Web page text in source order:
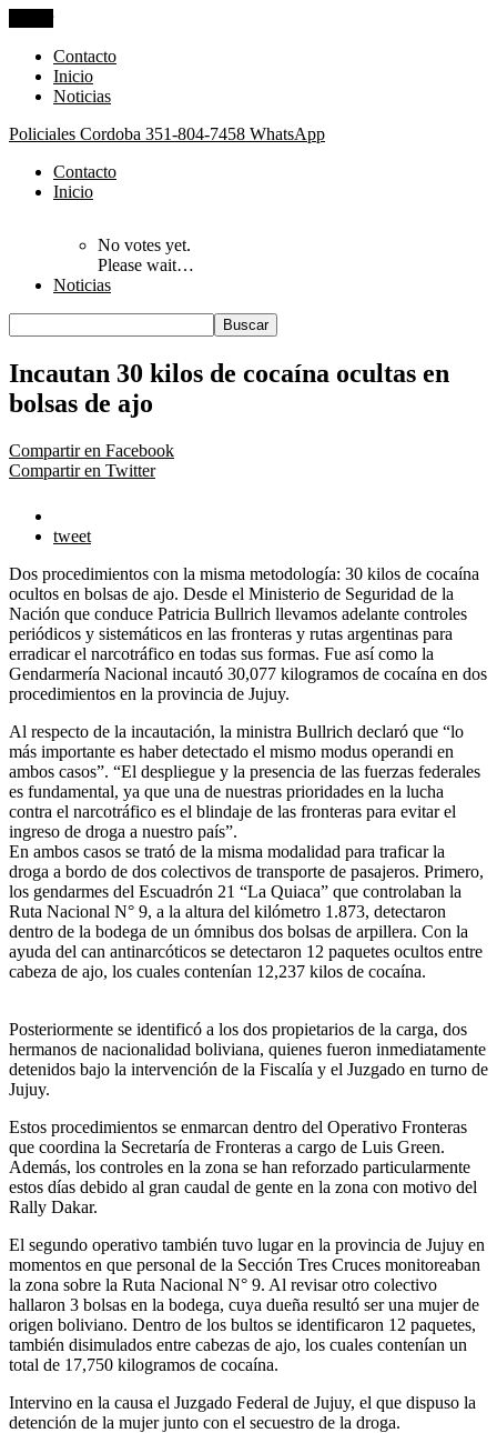
Contacto
Inicio
Noticias
Policiales Cordoba 351-804-7458 WhatsApp
Contacto
Inicio
No votes yet.
Please wait…
Noticias
Incautan 30 kilos de cocaína ocultas en
bolsas de ajo
Compartir en Facebook
Compartir en Twitter
tweet
Dos procedimientos con la misma metodología: 30 kilos de cocaína
ocultos en bolsas de ajo. Desde el Ministerio de Seguridad de la
Nación que conduce Patricia Bullrich llevamos adelante controles
periódicos y sistemáticos en las fronteras y rutas argentinas para
erradicar el narcotráfico en todas sus formas. Fue así como la
Gendarmería Nacional incautó 30,077 kilogramos de cocaína en dos
procedimientos en la provincia de Jujuy.
Al respecto de la incautación, la ministra Bullrich declaró que “lo
más importante es haber detectado el mismo modus operandi en
ambos casos”. “El despliegue y la presencia de las fuerzas federales
es fundamental, ya que una de nuestras prioridades en la lucha
contra el narcotráfico es el blindaje de las fronteras para evitar el
ingreso de droga a nuestro país”.
En ambos casos se trató de la misma modalidad para traficar la
droga a bordo de dos colectivos de transporte de pasajeros. Primero,
los gendarmes del Escuadrón 21 “La Quiaca” que controlaban la
Ruta Nacional N° 9, a la altura del kilómetro 1.873, detectaron
dentro de la bodega de un ómnibus dos bolsas de arpillera. Con la
ayuda del can antinarcóticos se detectaron 12 paquetes ocultos entre
cabeza de ajo, los cuales contenían 12,237 kilos de cocaína.
Posteriormente se identificó a los dos propietarios de la carga, dos
hermanos de nacionalidad boliviana, quienes fueron inmediatamente
detenidos bajo la intervención de la Fiscalía y el Juzgado en turno de
Jujuy.
Estos procedimientos se enmarcan dentro del Operativo Fronteras
que coordina la Secretaría de Fronteras a cargo de Luis Green.
Además, los controles en la zona se han reforzado particularmente
estos días debido al gran caudal de gente en la zona con motivo del
Rally Dakar.
El segundo operativo también tuvo lugar en la provincia de Jujuy en
momentos en que personal de la Sección Tres Cruces monitoreaban
la zona sobre la Ruta Nacional N° 9. Al revisar otro colectivo
hallaron 3 bolsas en la bodega, cuya dueña resultó ser una mujer de
origen boliviano. Dentro de los bultos se identificaron 12 paquetes,
también disimulados entre cabezas de ajo, los cuales contenían un
total de 17,750 kilogramos de cocaína.
Intervino en la causa el Juzgado Federal de Jujuy, el que dispuso la
detención de la mujer junto con el secuestro de la droga.